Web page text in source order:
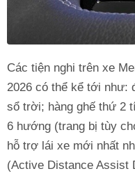
Các tiện nghi trên xe
2026 có thể kể tới như:
sổ trời; hàng ghế thứ 2
6 hướng (trang bị tùy
hỗ trợ lái xe mới nhất
(Active Distance Assist